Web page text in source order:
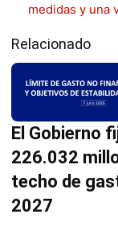
medidas y una
Relacionado
El Gobierno
226.032
techo de
2027